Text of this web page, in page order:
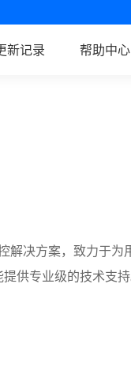
新记录 帮助中心
解决方案，致力于为
供专业级的技术支持